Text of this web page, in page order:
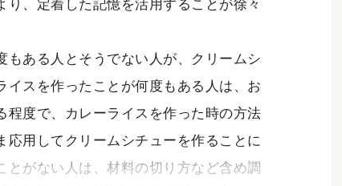
、定着した記憶を活用することが徐々
ある人とそうでない人が、クリームシ
スを作ったことが何度もある人は、お
程度で、カレーライスを作った時の方法
応用してクリームシチューを作ることに
がない人は、材料の切り方など含め調